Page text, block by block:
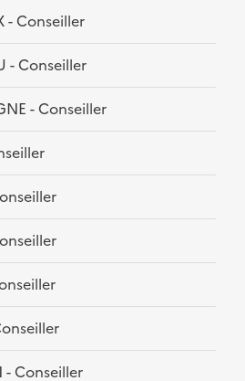
- Conseiller
- Conseiller
- Conseiller
- Conseiller